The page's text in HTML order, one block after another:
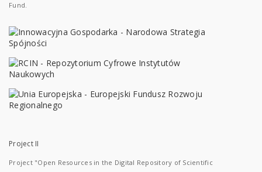
Fund.
Project II
Project "Open Resources in the Digital Repository of Scientific